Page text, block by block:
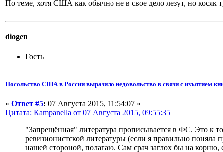
По теме, хотя США как обычно не в свое дело лезут, но косяк
diogen
Гость
Посольство США в России выразило недовольство в связи с изъятием
« Ответ #5: 07 Августа 2015, 11:54:07 »
Цитата: Кampanella от 07 Августа 2015, 09:55:35
"Запрещённая" литература прописывается в ФС. Это к
ревизионистской литературы (если я правильно
нашей стороной, полагаю. Сам срач заглох бы на